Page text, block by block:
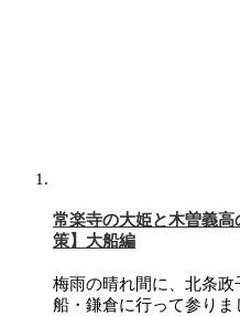
常楽寺の大姫と木曽義
策】大船編
梅雨の晴れ間に、北条
船・鎌倉に行って参り